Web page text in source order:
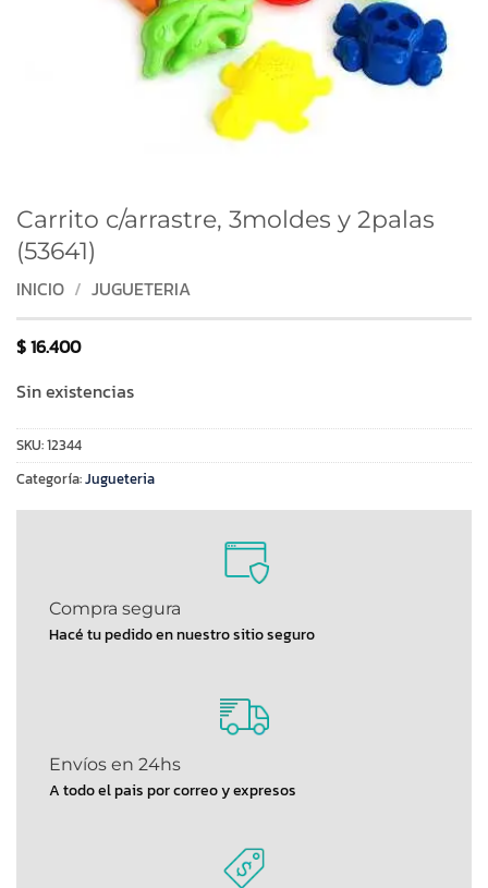
Carrito c/arrastre, 3moldes y 2palas
(53641)
INICIO / JUGUETERIA
$16.400
Sin existencias
SKU:12344
Categoría:Jugueteria
Compra segura
Hacé tu pedido en nuestro sitio seguro
Envíos en 24hs
A todo el pais por correo y expresos